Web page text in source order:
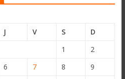
J V S
D
1
2
6 7 8
9